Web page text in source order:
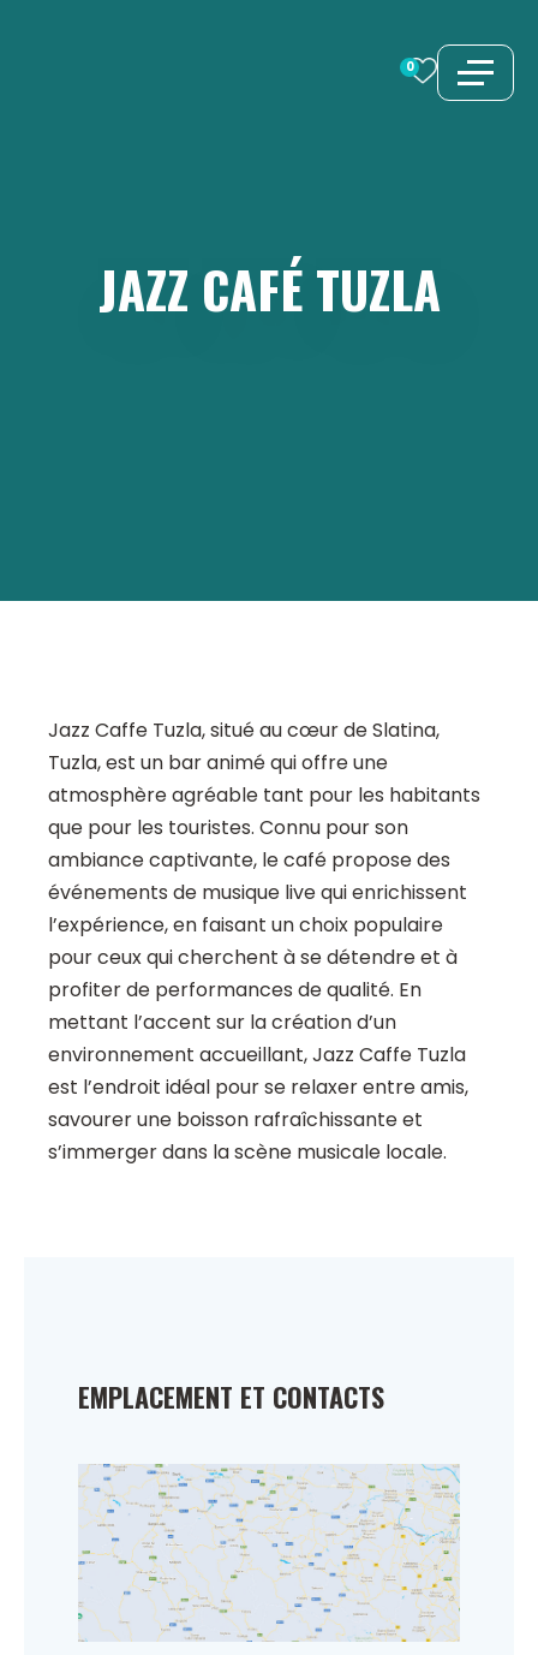
0
JAZZ CAFÉ TUZLA
Jazz Caffe Tuzla, situé au cœur de Slatina,
Tuzla, est un bar animé qui offre une
atmosphère agréable tant pour les habitants
que pour les touristes. Connu pour son
ambiance captivante, le café propose des
événements de musique live qui enrichissent
l’expérience, en faisant un choix populaire
pour ceux qui cherchent à se détendre et à
profiter de performances de qualité. En
mettant l’accent sur la création d’un
environnement accueillant, Jazz Caffe Tuzla
est l’endroit idéal pour se relaxer entre amis,
savourer une boisson rafraîchissante et
s’immerger dans la scène musicale locale.
EMPLACEMENT ET CONTACTS